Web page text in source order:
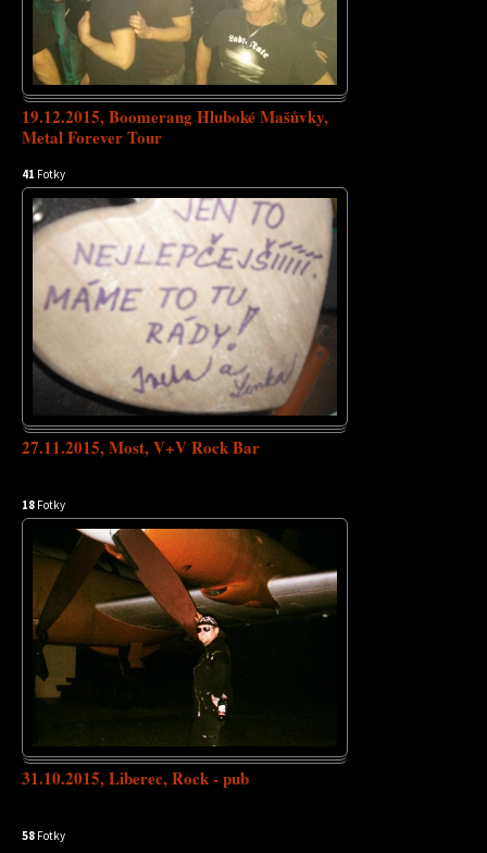
19.12.2015, Boomerang Hluboké Mašůvky,
Metal Forever Tour
41 Fotky
27.11.2015, Most, V+V Rock Bar
18 Fotky
31.10.2015, Liberec, Rock - pub
58 Fotky